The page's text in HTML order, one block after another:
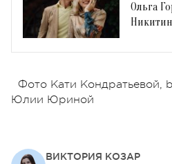
Ольга
Фото Кати Кондратьевой,
Юлии Юриной
ВИКТОРИЯ КОЗАР